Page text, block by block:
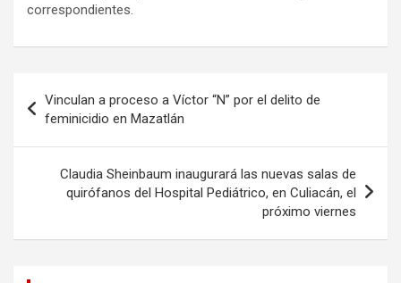
correspondientes.
de
entradas
Vinculan a proceso a Víctor “N” por el delito de
feminicidio en Mazatlán
Claudia Sheinbaum inaugurará las nuevas salas de
quirófanos del Hospital Pediátrico, en Culiacán, el
próximo viernes